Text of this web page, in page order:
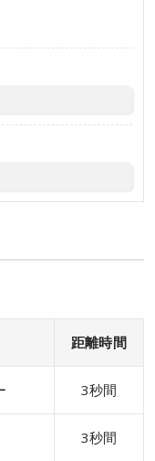
距離時間
3秒間
3秒間